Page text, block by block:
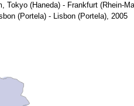
Tokyo (Haneda) - Frankfurt (Rhein-
(Portela) - Lisbon (Portela), 2005